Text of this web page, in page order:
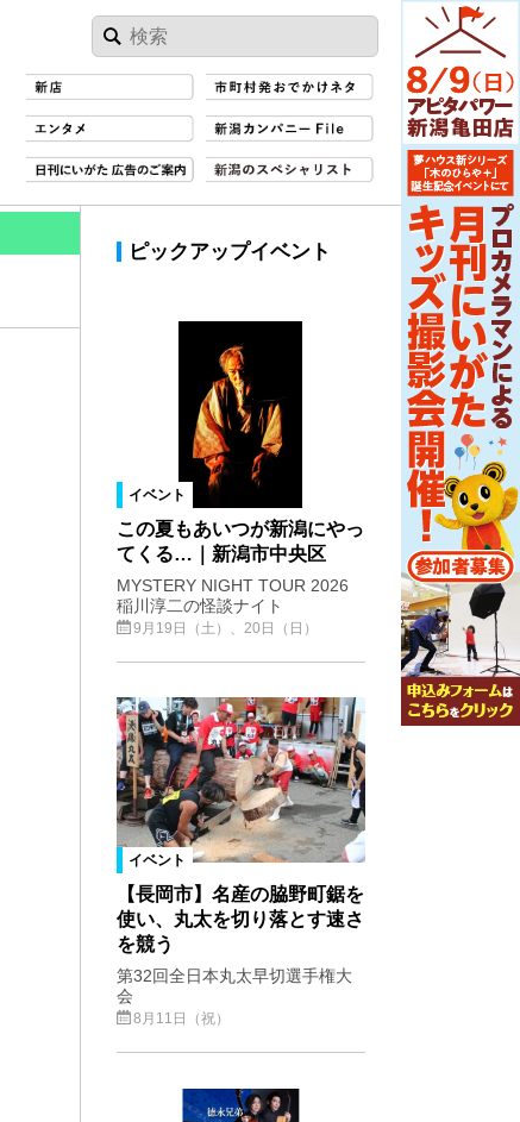
ピックアップイベント
イベント
この夏もあいつが新潟にやっ
てくる…｜新潟市中央区
MYSTERY NIGHT TOUR 2026
稲川淳二の怪談ナイト
9月19日（土）、20日（日）
イベント
【長岡市】名産の脇野町鋸を
使い、丸太を切り落とす速さ
を競う
第32回全日本丸太早切選手権大
会
8月11日（祝）